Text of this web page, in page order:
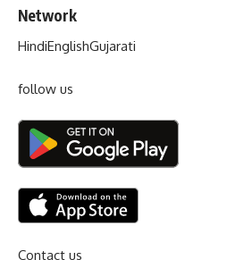
Network
HindiEnglishGujarati
follow us
Contact us